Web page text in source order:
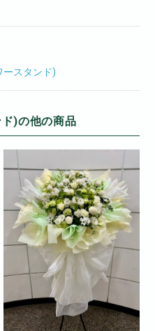
ースタンド)
)の他の商品